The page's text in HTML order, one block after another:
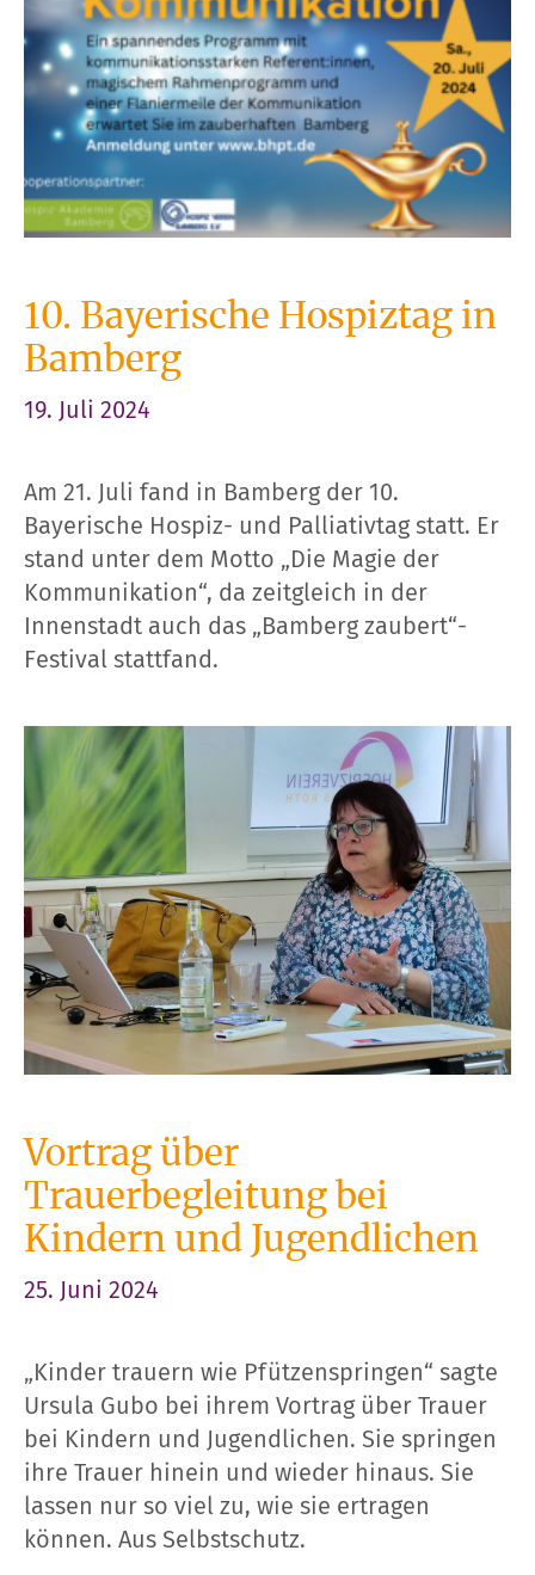
10. Bayerische Hospiztag in
Bamberg
19. Juli 2024
Am 21. Juli fand in Bamberg der 10.
Bayerische Hospiz- und Palliativtag statt. Er
stand unter dem Motto „Die Magie der
Kommunikation“, da zeitgleich in der
Innenstadt auch das „Bamberg zaubert“-
Festival stattfand.
Vortrag über
Trauerbegleitung bei
Kindern und Jugendlichen
25. Juni 2024
„Kinder trauern wie Pfützenspringen“ sagte
Ursula Gubo bei ihrem Vortrag über Trauer
bei Kindern und Jugendlichen. Sie springen
ihre Trauer hinein und wieder hinaus. Sie
lassen nur so viel zu, wie sie ertragen
können. Aus Selbstschutz.